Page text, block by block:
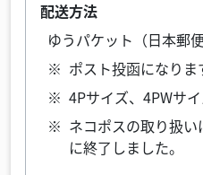
配送方法
ゆうパケット（日本郵便
ポスト投函になりま
4Pサイズ、4PWサイ
ネコポスの取り扱
に終了しました。